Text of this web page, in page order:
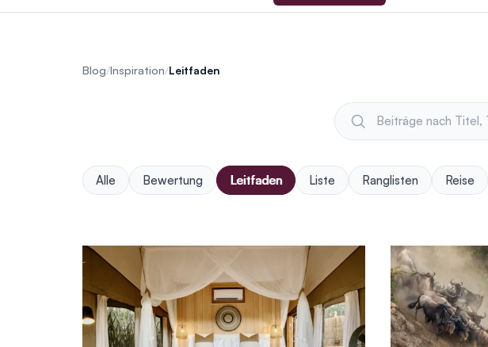
Blog/Inspiration/Leitfaden
Alle Bewertung Leitfaden Liste Ranglisten Reise
Beiträge